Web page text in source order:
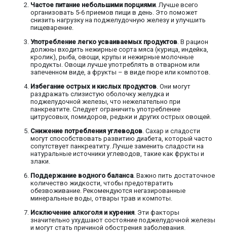
Частое питание небольшими порциями . Лучше всего
организовать 5-6 приемов пищи в день. Это поможет
снизить нагрузку на поджелудочную железу и улучшить
пищеварение.
Употребление легко усваиваемых продуктов . В рацион
должны входить нежирные сорта мяса (курица, индейка,
кролик), рыба, овощи, крупы и нежирные молочные
продукты. Овощи лучше употреблять в отварном или
запеченном виде, а фрукты – в виде пюре или компотов.
Избегание острых и кислых продуктов . Они могут
раздражать слизистую оболочку желудка и
поджелудочной железы, что нежелательно при
панкреатите. Следует ограничить употребление
цитрусовых, помидоров, редьки и других острых овощей.
Снижение потребления углеводов . Сахар и сладости
могут способствовать развитию диабета, который часто
сопутствует панкреатиту. Лучше заменить сладости на
натуральные источники углеводов, такие как фрукты и
злаки.
Поддержание водного баланса . Важно пить достаточное
количество жидкости, чтобы предотвратить
обезвоживание. Рекомендуются негазированные
минеральные воды, отвары трав и компоты.
Исключение алкоголя и курения . Эти факторы
значительно ухудшают состояние поджелудочной железы
и могут стать причиной обострения заболевания.